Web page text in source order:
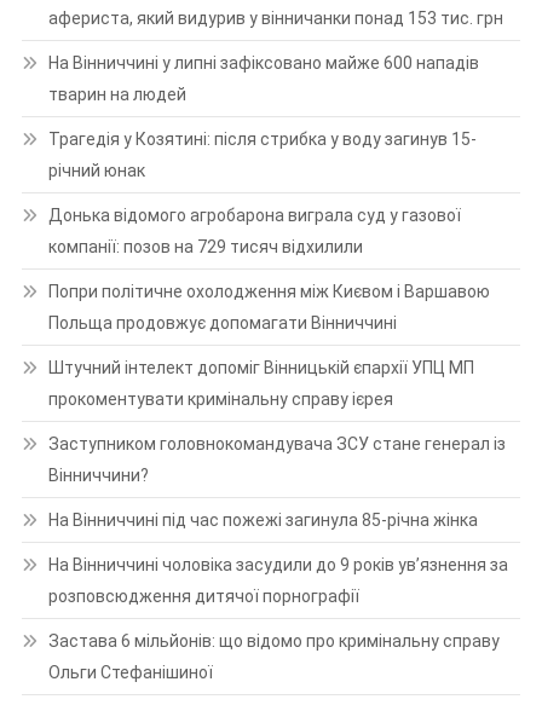
афериста, який видурив у вінничанки понад 153 тис. грн
На Вінниччині у липні зафіксовано майже 600 нападів
тварин на людей
Трагедія у Козятині: після стрибка у воду загинув 15-
річний юнак
Донька відомого агробарона виграла суд у газової
компанії: позов на 729 тисяч відхилили
Попри політичне охолодження між Києвом і Варшавою
Польща продовжує допомагати Вінниччині
Штучний інтелект допоміг Вінницькій єпархії УПЦ МП
прокоментувати кримінальну справу ієрея
Заступником головнокомандувача ЗСУ стане генерал із
Вінниччини?
На Вінниччині під час пожежі загинула 85-річна жінка
На Вінниччині чоловіка засудили до 9 років ув’язнення за
розповсюдження дитячої порнографії
Застава 6 мільйонів: що відомо про кримінальну справу
Ольги Стефанішиної